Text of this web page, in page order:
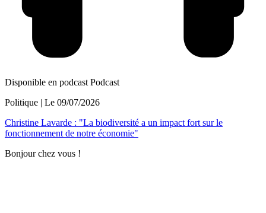
Disponible en podcast Podcast
Politique | Le 09/07/2026
Christine Lavarde : "La biodiversité a un impact fort sur le
fonctionnement de notre économie"
Bonjour chez vous !